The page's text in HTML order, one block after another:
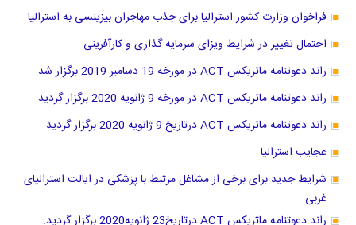
فراخوان وزارت کشور استرالیا برای جذب مهاجران بیزینسی به استرالیا
احتمال تغییر در شرایط ویزای سرمایه گذاری و کارآفرینی
راند دعوتنامه ماتریکس ACT در مورخه 19 دسامبر 2019 برگزار شد
راند دعوتنامه ماتریکس ACT در مورخه 9 ژانویه 2020 برگزار گردید
راند دعوتنامه ماتریکس ACT درتاریخ 9 ژانویه 2020 برگزار گردید
عجایب استرالیا
شرایط جدید برای برخی از مشاغل مرتبط با پزشکی در ایالت استرالیای
غربی
راند دعوتنامه ماتریکس ACT درتاریخ23 ژانویه2020 برگزار گردید.